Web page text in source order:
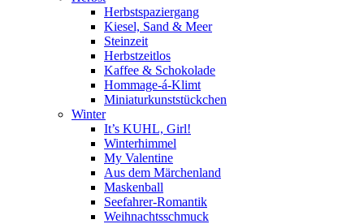
Herbstspaziergang
Kiesel, Sand & Meer
Steinzeit
Herbstzeitlos
Kaffee & Schokolade
Hommage-á-Klimt
Miniaturkunststückchen
Winter
It’s KUHL, Girl!
Winterhimmel
My Valentine
Aus dem Märchenland
Maskenball
Seefahrer-Romantik
Weihnachtsschmuck